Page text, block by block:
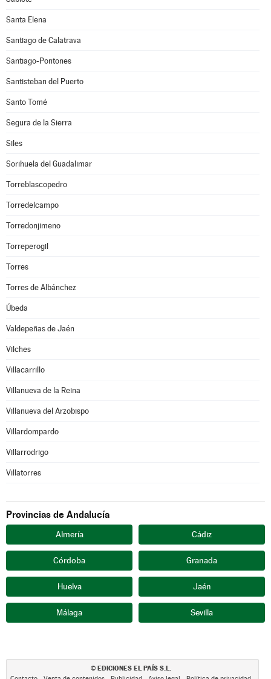
Santa Elena
Santiago de Calatrava
Santiago-Pontones
Santisteban del Puerto
Santo Tomé
Segura de la Sierra
Siles
Sorihuela del Guadalimar
Torreblascopedro
Torredelcampo
Torredonjimeno
Torreperogil
Torres
Torres de Albánchez
Úbeda
Valdepeñas de Jaén
Vilches
Villacarrillo
Villanueva de la Reina
Villanueva del Arzobispo
Villardompardo
Villarrodrigo
Villatorres
Provincias de Andalucía
Almería Cádiz
Córdoba Granada
Huelva Jaén
Málaga Sevilla
© EDICIONES EL PAÍS S.L.